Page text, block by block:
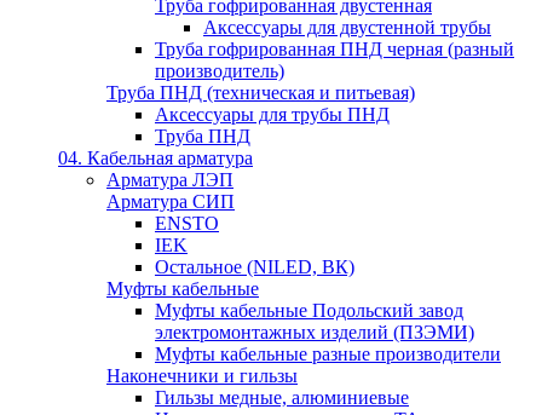
Труба гофрированная двустенная
Аксессуары для двустенной трубы
Труба гофрированная ПНД черная (разный
производитель)
Труба ПНД (техническая и питьевая)
Аксессуары для трубы ПНД
Труба ПНД
04. Кабельная арматура
Арматура ЛЭП
Арматура СИП
ENSTO
IEK
Остальное (NILED, ВК)
Муфты кабельные
Муфты кабельные Подольский завод
электромонтажных изделий (ПЗЭМИ)
Муфты кабельные разные производители
Наконечники и гильзы
Гильзы медные, алюминиевые